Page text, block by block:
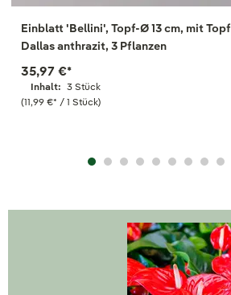
Einblatt 'Bellini', Topf-Ø 13 cm, mit Topf
Dallas anthrazit, 3 Pflanzen
Inhalt: 3 Stück
(11,99 €* / 1 Stück)
35,97 €*